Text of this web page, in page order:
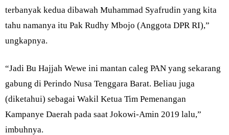
terbanyak kedua dibawah Muhammad Syafrudin yang kita
tahu namanya itu Pak Rudhy Mbojo (Anggota DPR RI),”
ungkapnya.
“Jadi Bu Hajjah Wewe ini mantan caleg PAN yang sekarang
gabung di Perindo Nusa Tenggara Barat. Beliau juga
(diketahui) sebagai Wakil Ketua Tim Pemenangan
Kampanye Daerah pada saat Jokowi-Amin 2019 lalu,”
imbuhnya.